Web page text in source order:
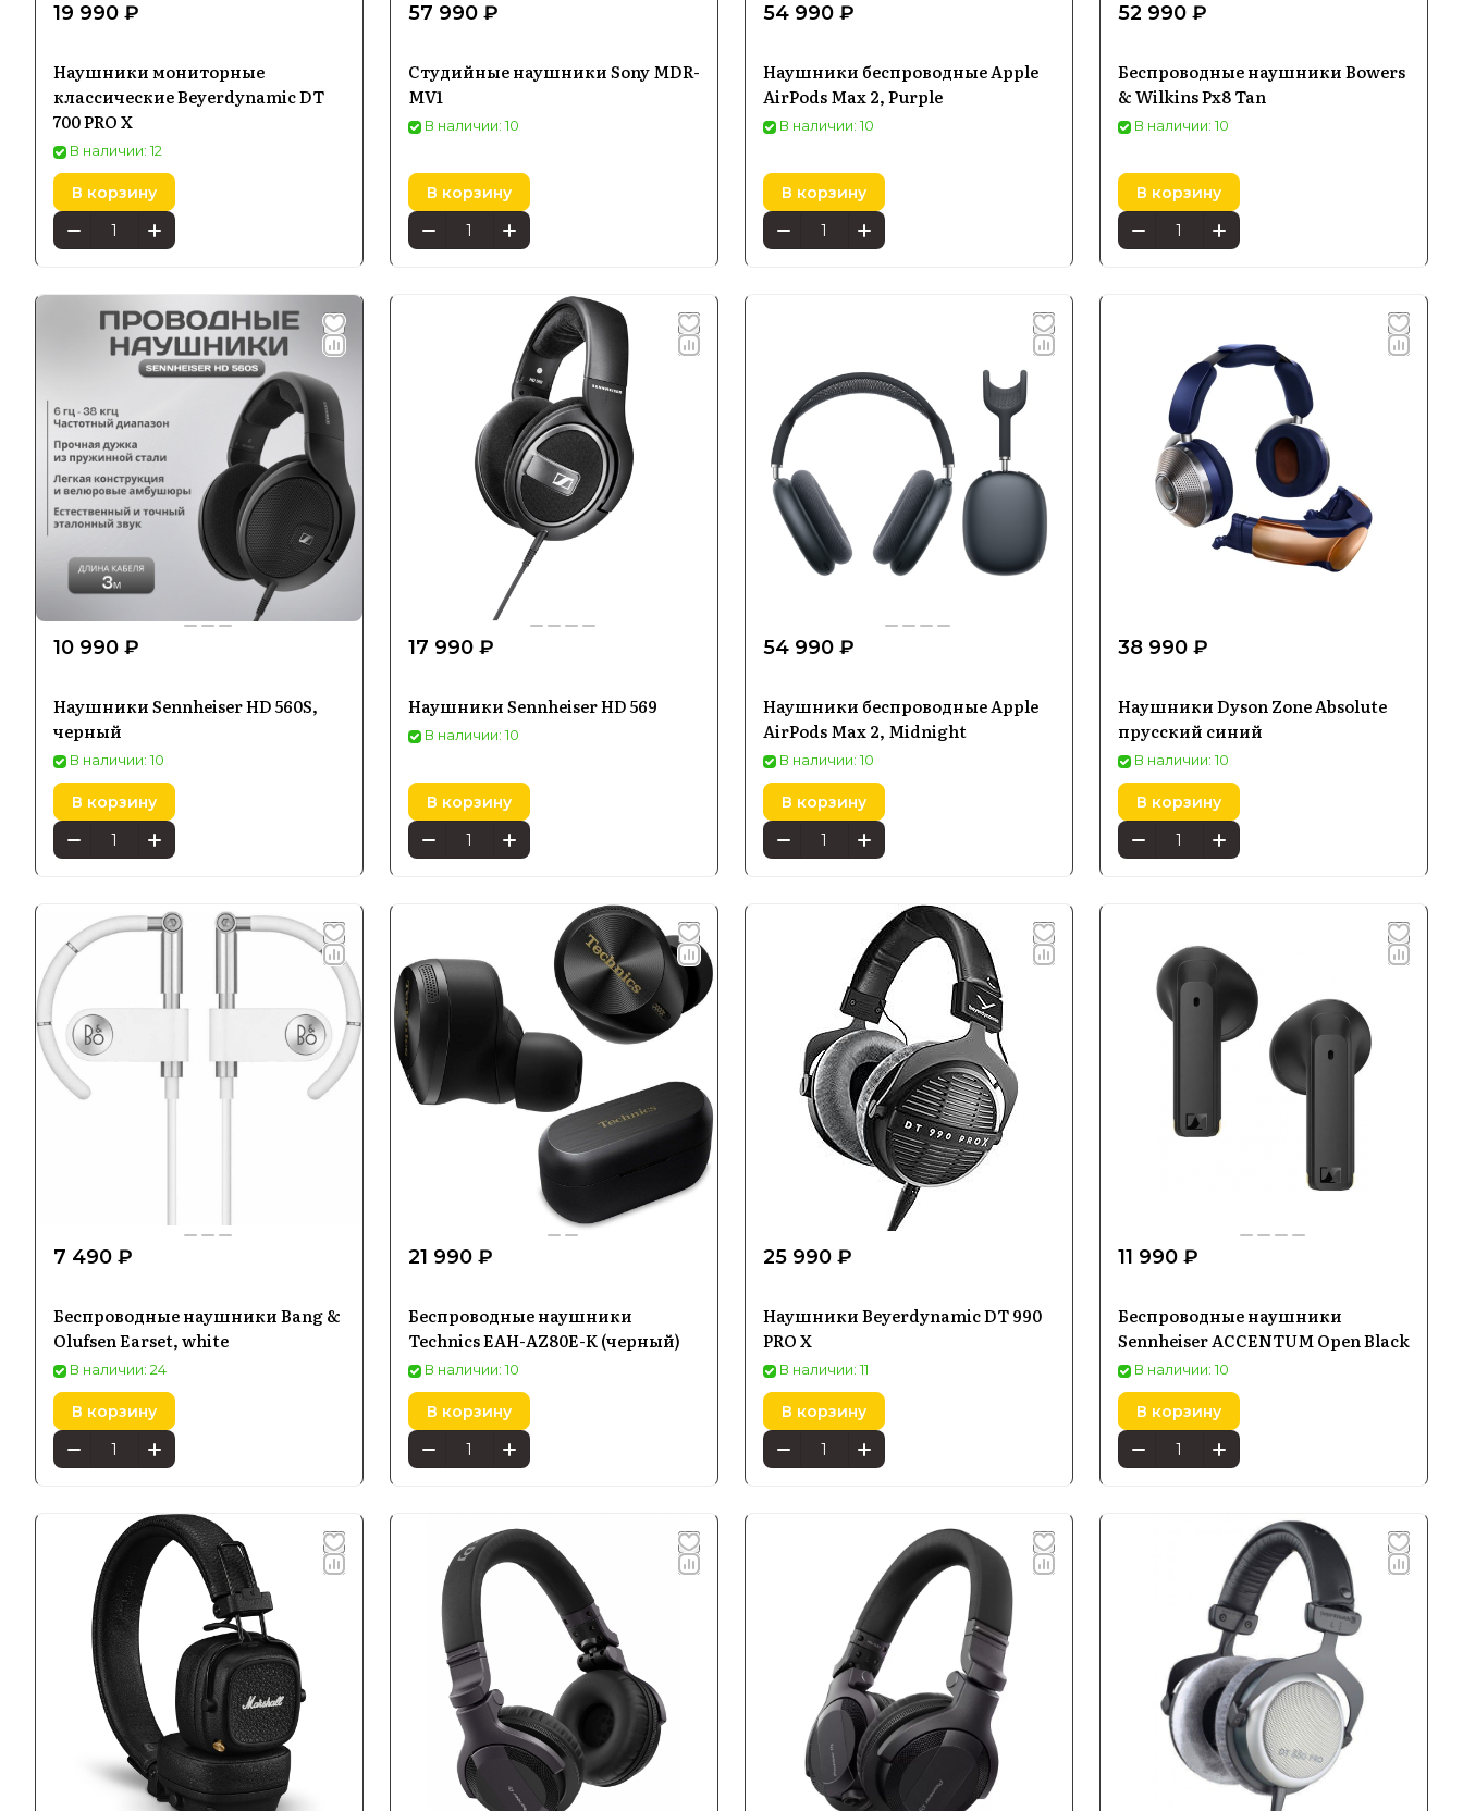
19 990 ₽
Наушники мониторные
классические Beyerdynamic DT
700 PRO X
В наличии: 12
В корзину
57 990 ₽
Студийные наушники Sony MDR-
MV1
В наличии: 10
В корзину
54 990 ₽
Наушники беспроводные Apple
AirPods Max 2, Purple
В наличии: 10
В корзину
52 990 ₽
Беспроводные наушники Bowers
& Wilkins Px8 Tan
В наличии: 10
В корзину
10 990 ₽
Наушники Sennheiser HD 560S,
черный
В наличии: 10
В корзину
17 990 ₽
Наушники Sennheiser HD 569
В наличии: 10
В корзину
54 990 ₽
Наушники беспроводные Apple
AirPods Max 2, Midnight
В наличии: 10
В корзину
38 990 ₽
Наушники Dyson Zone Absolute
прусский синий
В наличии: 10
В корзину
7 490 ₽
Беспроводные наушники Bang &
Olufsen Earset, white
В наличии: 24
В корзину
21 990 ₽
Беспроводные наушники
Technics EAH-AZ80E-K (черный)
В наличии: 10
В корзину
25 990 ₽
Наушники Beyerdynamic DT 990
PRO X
В наличии: 11
В корзину
11 990 ₽
Беспроводные наушники
Sennheiser ACCENTUM Open Black
В наличии: 10
В корзину